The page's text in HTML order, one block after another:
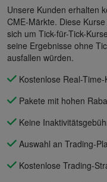
Unsere Kunden erhalten
CME-Märkte. Diese
sich um Tick-für-Tick-
seine Ergebnisse ohne
ausfallen würden.
Kostenlose Real-Time-
Pakete mit hohen
Keine
Auswahl an Trading-
Kostenlose Trading-